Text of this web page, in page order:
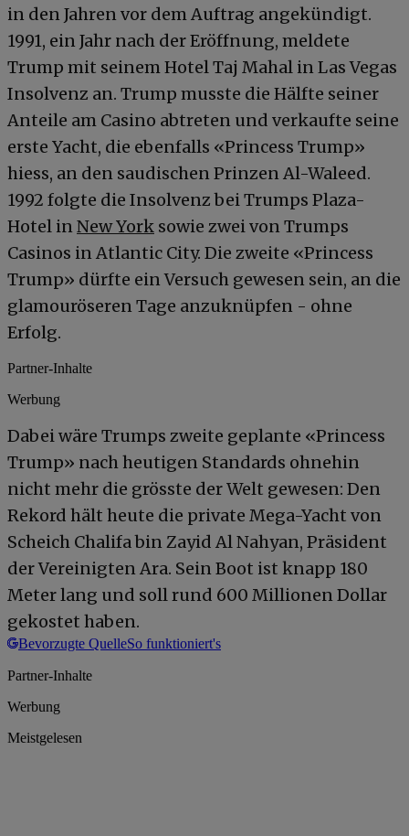
in den Jahren vor dem Auftrag angekündigt.
1991, ein Jahr nach der Eröffnung, meldete
Trump mit seinem Hotel Taj Mahal in Las Vegas
Insolvenz an. Trump musste die Hälfte seiner
Anteile am Casino abtreten und verkaufte seine
erste Yacht, die ebenfalls «Princess Trump»
hiess, an den saudischen Prinzen Al-Waleed.
1992 folgte die Insolvenz bei Trumps Plaza-
Hotel inNew York sowie zwei von Trumps
Casinos in Atlantic City. Die zweite «Princess
Trump» dürfte ein Versuch gewesen sein, an die
glamouröseren Tage anzuknüpfen - ohne
Erfolg.
Partner-Inhalte
Werbung
Dabei wäre Trumps zweite geplante «Princess
Trump» nach heutigen Standards ohnehin
nicht mehr die grösste der Welt gewesen: Den
Rekord hält heute die private Mega-Yacht von
Scheich Chalifa bin Zayid Al Nahyan, Präsident
der Vereinigten Ara. Sein Boot ist knapp 180
Meter lang und soll rund 600 Millionen Dollar
gekostet haben.
Bevorzugte QuelleSo funktioniert's
Partner-Inhalte
Werbung
Meistgelesen